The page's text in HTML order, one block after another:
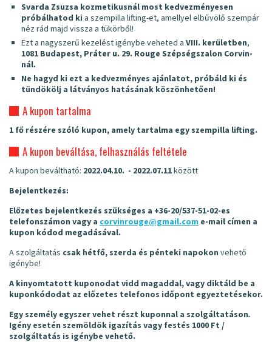
Svarda Zsuzsa kozmetikusnál most kedvezményesen
próbálhatod ki a szempilla lifting-et, amellyel elbűvölő szempár
néz rád majd vissza a tükörből!
Ezt a nagyszerű kezelést igénybe veheted a VIII. kerületben,
1081 Budapest, Práter u. 29. Rouge Szépségszalon Corvin-
nál.
Ne hagyd ki ezt a kedvezményes ajánlatot, próbáld ki és
tündökölj a látványos hatásának köszönhetően!
A kupon tartalma
1 fő részére szóló kupon, amely tartalma egy szempilla lifting.
A kupon beváltása, felhasználás feltétele
A kupon beváltható: 2022.04.10. - 2022.07.11között
Bejelentkezés:
Előzetes bejelentkezés szükséges a +36-20/537-51-02-es
telefonszámon vagy a corvinrouge@gmail.com e-mail címen a
kupon kódod megadásával.
A szolgáltatás csak hétfő, szerda és pénteki napokon vehető
igénybe!
A kinyomtatott kuponodat vidd magaddal, vagy diktáld be a
kuponkódodat az előzetes telefonos időpont egyeztetésekor.
Egy személy egyszer vehet részt kuponnal a szolgáltatáson.
Igény esetén szemöldök igazítás vagy festés 1000 Ft /
szolgáltatás is igénybe vehető.